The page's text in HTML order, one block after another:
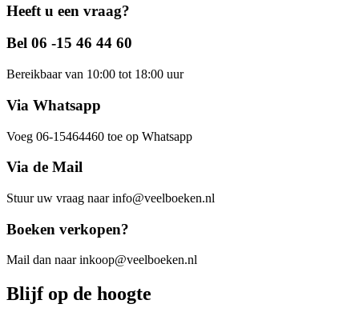
Heeft u een vraag?
Bel 06 -15 46 44 60
Bereikbaar van 10:00 tot 18:00 uur
Via Whatsapp
Voeg 06-15464460 toe op Whatsapp
Via de Mail
Stuur uw vraag naar info@veelboeken.nl
Boeken verkopen?
Mail dan naar inkoop@veelboeken.nl
Blijf op de hoogte